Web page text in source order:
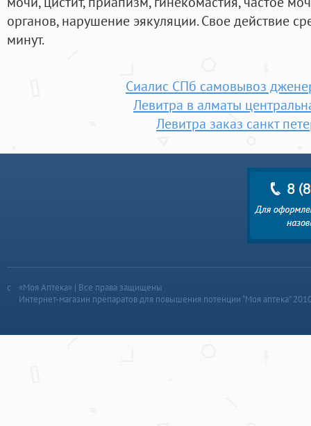
органов, нарушение эякуляции. Свое действие
минут.
Сиалис СПб самовывоз
Левитра в алматы
Левитра заказ санкт
«Моя Аптека» | Все права защищены
Интернет-магазин препаратов для повышения потенции “Моя аптека”